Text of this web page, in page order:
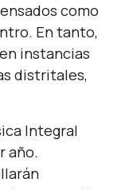
como
En tanto,
instancias
distritales,
Integral
año.